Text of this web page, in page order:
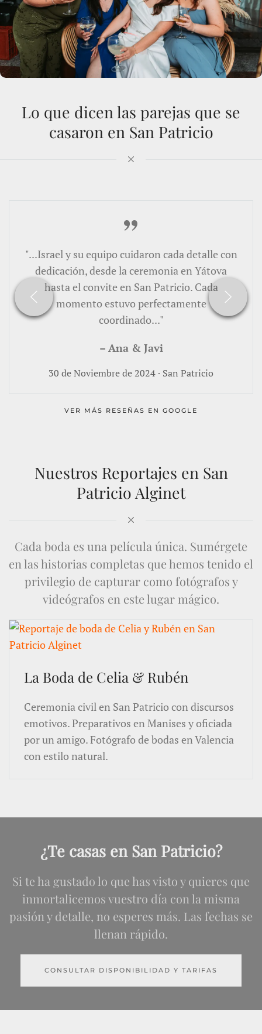
Lo que dicen las parejas que se
casaron en San Patricio
"...Israel y su equipo cuidaron cada detalle con
dedicación, desde la ceremonia en Yátova
hasta el convite en San Patricio. Cada
momento estuvo perfectamente
coordinado..."
– Ana & Javi
30 de Noviembre de 2024 · San Patricio
VER MÁS RESEÑAS EN GOOGLE
Nuestros Reportajes en San
Patricio Alginet
Cada boda es una película única. Sumérgete
en las historias completas que hemos tenido el
privilegio de capturar como fotógrafos y
videógrafos en este lugar mágico.
La Boda de Celia & Rubén
Ceremonia civil en San Patricio con discursos
emotivos. Preparativos en Manises y oficiada
por un amigo. Fotógrafo de bodas en Valencia
con estilo natural.
¿Te casas en San Patricio?
Si te ha gustado lo que has visto y quieres que
inmortalicemos vuestro día con la misma
pasión y detalle, no esperes más. Las fechas se
llenan rápido.
CONSULTAR DISPONIBILIDAD Y TARIFAS